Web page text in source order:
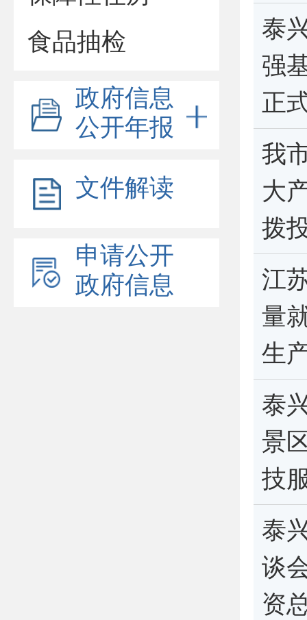
食品抽检
政府信息
公开年报
文件解读
申请公开
政府信息
泰
强
正
我
大
拨
江
量
生
泰
景
技
泰
谈
资